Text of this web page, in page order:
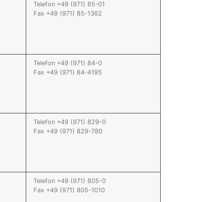
Telefon +49 (971) 85-01
Fax +49 (971) 85-1362
Telefon +49 (971) 84-0
Fax +49 (971) 84-4195
Telefon +49 (971) 829-0
Fax +49 (971) 829-780
Telefon +49 (971) 805-0
Fax +49 (971) 805-1010